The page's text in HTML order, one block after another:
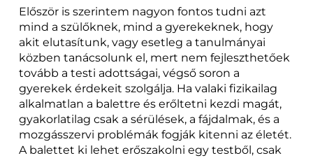
Először is szerintem nagyon fontos tudni azt
mind a szülőknek, mind a gyerekeknek, hogy
akit elutasítunk, vagy esetleg a tanulmányai
közben tanácsolunk el, mert nem fejleszthetőek
tovább a testi adottságai, végső soron a
gyerekek érdekeit szolgálja. Ha valaki fizikailag
alkalmatlan a balettre és erőltetni kezdi magát,
gyakorlatilag csak a sérülések, a fájdalmak, és a
mozgásszervi problémák fogják kitenni az életét.
A balettet ki lehet erőszakolni egy testből, csak